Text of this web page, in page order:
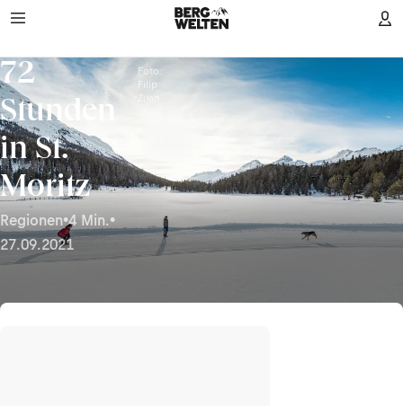
72
Stunden
in St.
Moritz
Regionen•4 Min.•
27.09.2021
Foto:
Filip